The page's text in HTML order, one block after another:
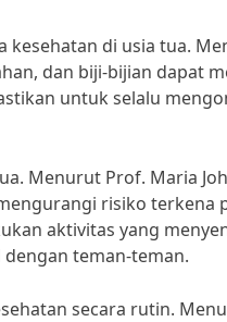
di usia tua.
dan biji-bijian dapat
untuk selalu
Menurut Prof. Maria
risiko terkena
aktivitas yang
teman-teman.
secara rutin.